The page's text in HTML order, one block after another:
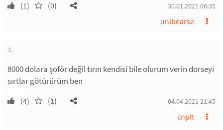
(1) (0) 30.01.2021 06:35
unibearse
3.
8000 dolara şoför değil tırın kendisi bile olurum verin dorseyi
sırtlar götürürüm ben
(4) (1) 04.04.2021 21:45
cnplt